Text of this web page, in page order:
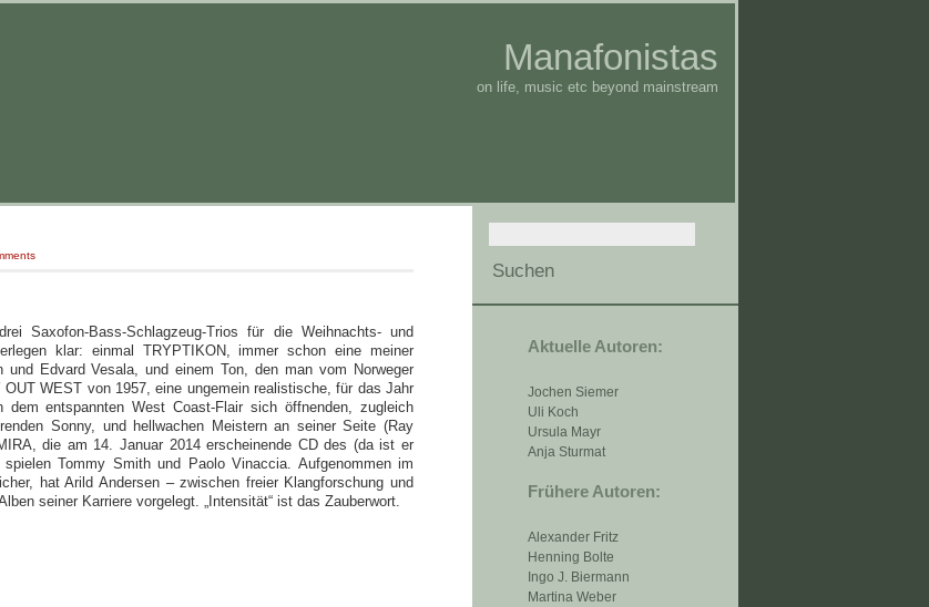
Manafonistas
on life, music etc beyond mainstream
Aktuelle Autoren:
Jochen Siemer
Uli Koch
Ursula Mayr
Anja Sturmat
Frühere Autoren:
Alexander Fritz
Henning Bolte
Ingo J. Biermann
Martina Weber
Saxofon-Bass-Schlagzeug-Trios für die Weihnachts- und
klar: einmal TRYPTIKON, immer schon eine meiner
und Edvard Vesala, und einem Ton, den man vom Norweger
WEST von 1957, eine ungemein realistische, für das Jahr
dem entspannten West Coast-Flair sich öffnenden, zugleich
Sonny, und hellwachen Meistern an seiner Seite (Ray
die am 14. Januar 2014 erscheinende CD des (da ist er
Tommy Smith und Paolo Vinaccia. Aufgenommen im
hat Arild Andersen – zwischen freier Klangforschung und
seiner Karriere vorgelegt. „Intensität“ ist das Zauberwort.